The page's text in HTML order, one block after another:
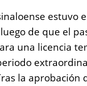
estuvo
de que el
una licencia
la aprobación